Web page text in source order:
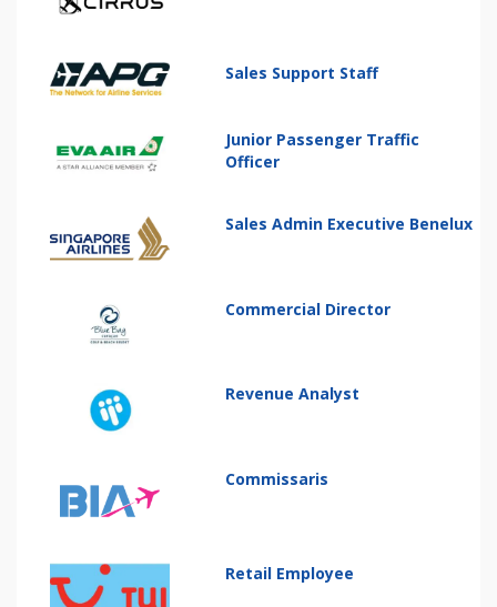
Sales Support Staff
Junior Passenger Traffic
Officer
Sales Admin Executive Benelux
Commercial Director
Revenue Analyst
Commissaris
Retail Employee